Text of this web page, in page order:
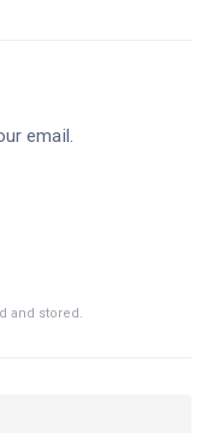
email.
and stored.